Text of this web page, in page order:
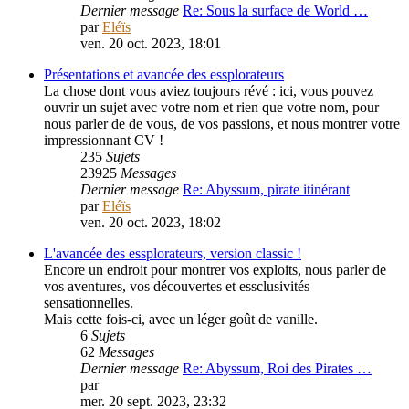
Dernier message Re: Sous la surface de World …
parEléïs
ven. 20 oct. 2023, 18:01
Présentations et avancée des essplorateurs
La chose dont vous aviez toujours révé : ici, vous pouvez
ouvrir un sujet avec votre nom et rien que votre nom, pour
nous parler de de vous, de vos passions, et nous montrer votre
impressionnant CV !
235 Sujets
23925 Messages
Dernier message Re: Abyssum, pirate itinérant
parEléïs
ven. 20 oct. 2023, 18:02
L'avancée des essplorateurs, version classic !
Encore un endroit pour montrer vos exploits, nous parler de
vos aventures, vos découvertes et essclusivités
sensationnelles.
Mais cette fois-ci, avec un léger goût de vanille.
6 Sujets
62 Messages
Dernier message Re: Abyssum, Roi des Pirates …
par
mer. 20 sept. 2023, 23:32